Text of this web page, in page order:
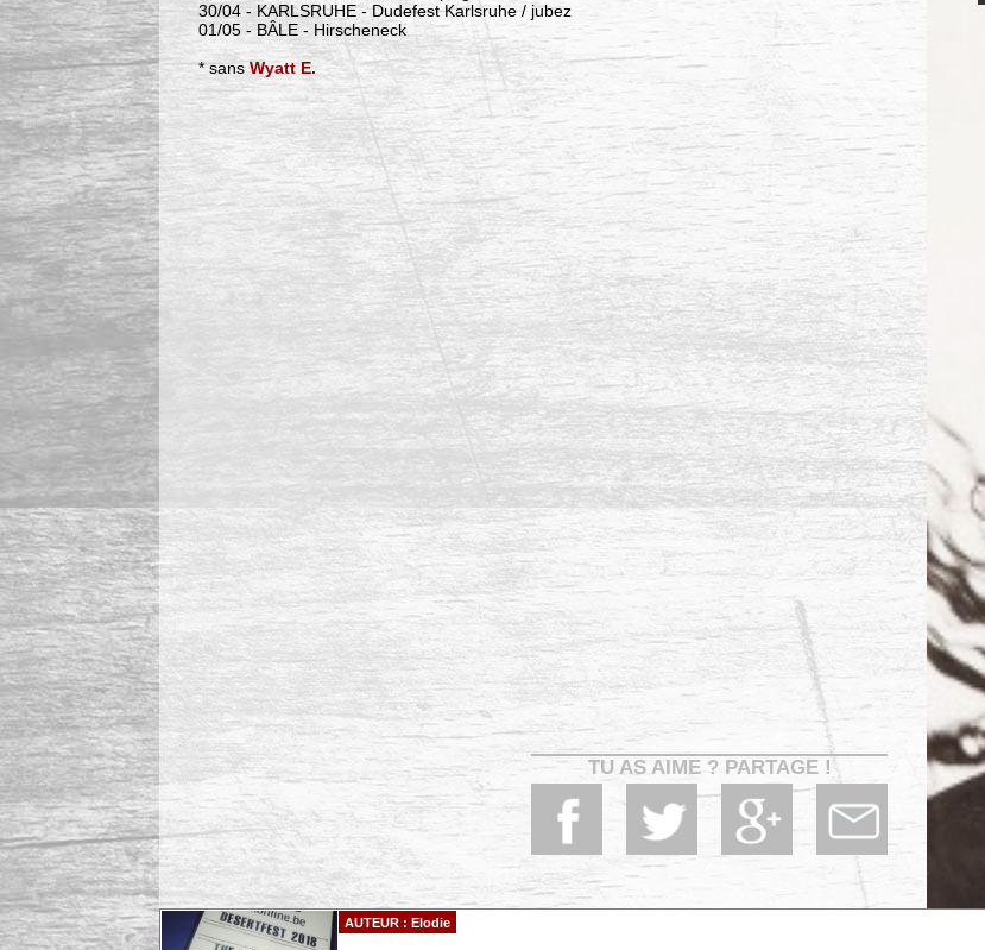
30/04 - KARLSRUHE - Dudefest Karlsruhe / jubez
01/05 - BÂLE - Hirscheneck
* sansWyatt E.
TU AS AIME ? PARTAGE !
AUTEUR : Elodie